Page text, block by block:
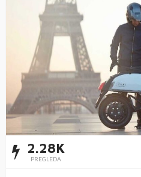
2.28K
PREGLEDA